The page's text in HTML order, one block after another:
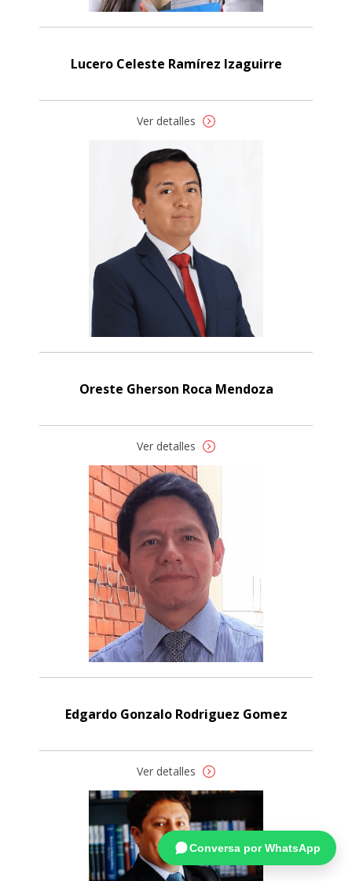
Lucero Celeste Ramírez Izaguirre
Ver detalles
Oreste Gherson Roca Mendoza
Ver detalles
Edgardo Gonzalo Rodriguez Gomez
Ver detalles
Conversa por WhatsApp